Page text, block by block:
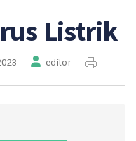
Listrik
editor